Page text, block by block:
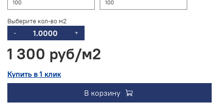
Выберите кол-во м2
- +
1 300 руб
Купить в 1 клик
В корзину